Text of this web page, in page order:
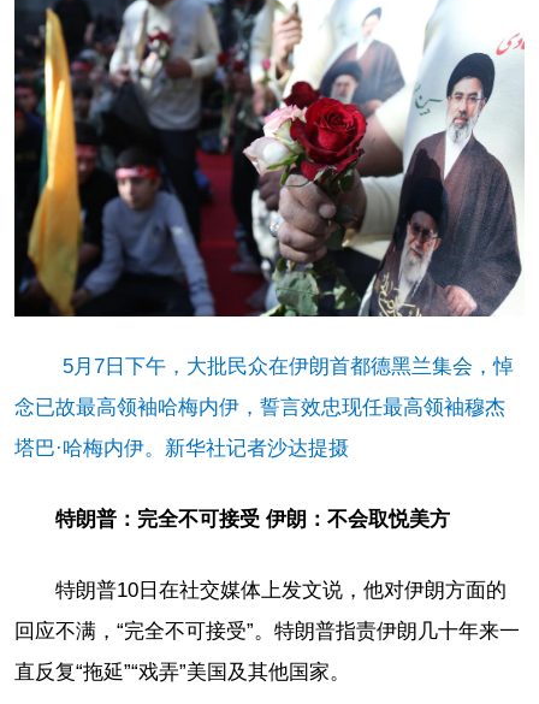
5月7日下午，大批民众在伊朗首都德黑兰集会，悼
念已故最高领袖哈梅内伊，誓言效忠现任最高领袖穆杰
塔巴·哈梅内伊。新华社记者沙达提摄
特朗普：完全不可接受 伊朗：不会取悦美方
特朗普10日在社交媒体上发文说，他对伊朗方面的
回应不满，“完全不可接受”。特朗普指责伊朗几十年来一
直反复“拖延”“戏弄”美国及其他国家。